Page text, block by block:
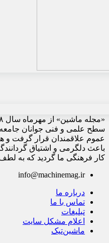
سطح علمی و فنی جوانان جامعه
عموم علاقمندان قرار گرفت و
باعث دلگرمی و اشتیاق
کار فرهنگی ما گردید که به لطف
info@machinemag.ir
درباره ما
تماس با ما
تبلیغات
اعلام مشکل سایت
ماشین‌تیک